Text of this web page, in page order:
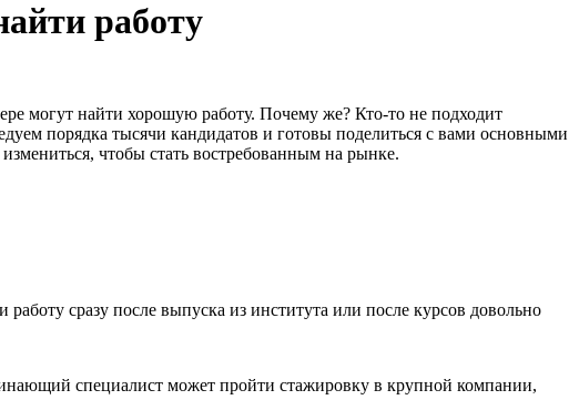
работу
могут найти хорошую работу. Почему же? Кто-то не подходит
порядка тысячи кандидатов и готовы поделиться с вами основными
чтобы стать востребованным на рынке.
сразу после выпуска из института или после курсов довольно
специалист может пройти стажировку в крупной компании,